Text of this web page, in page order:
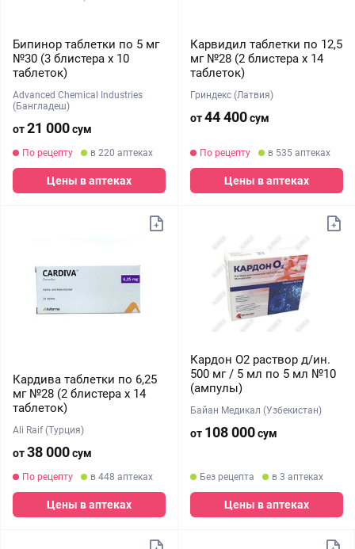
Бипинор таблетки по 5 мг
№30 (3 блистера х 10
таблеток)
Advanced Chemical Industries
(Бангладеш)
от21 000сум
По рецепту в 220 аптеках
Цены в аптеках
Карвидил таблетки по 12,5
мг №28 (2 блистера х 14
таблеток)
Гриндекс (Латвия)
от44 400сум
По рецепту в 535 аптеках
Цены в аптеках
Кардива таблетки по 6,25
мг №28 (2 блистера х 14
таблеток)
Ali Raif (Турция)
от38 000сум
По рецепту в 448 аптеках
Цены в аптеках
Кардон O2 раствор д/ин.
500 мг / 5 мл по 5 мл №10
(ампулы)
Байан Медикал (Узбекистан)
от 108 000сум
Без рецепта в 3 аптеках
Цены в аптеках